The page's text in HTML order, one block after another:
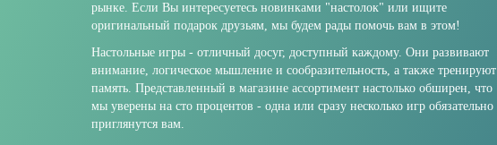
рынке. Если Вы интересуетесь новинками "настолок" или ищите
оригинальный подарок друзьям, мы будем рады помочь вам в этом!
Настольные игры - отличный досуг, доступный каждому. Они развивают
внимание, логическое мышление и сообразительность, а также тренируют
память. Представленный в магазине ассортимент настолько обширен, что
мы уверены на сто процентов - одна или сразу несколько игр обязательно
приглянутся вам.